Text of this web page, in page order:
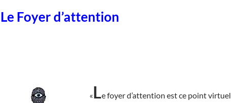
Le Foyer d’attention
«Le foyer d’attention est ce point virtuel